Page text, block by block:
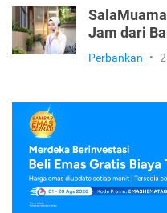
Jam dari
Perbankan •